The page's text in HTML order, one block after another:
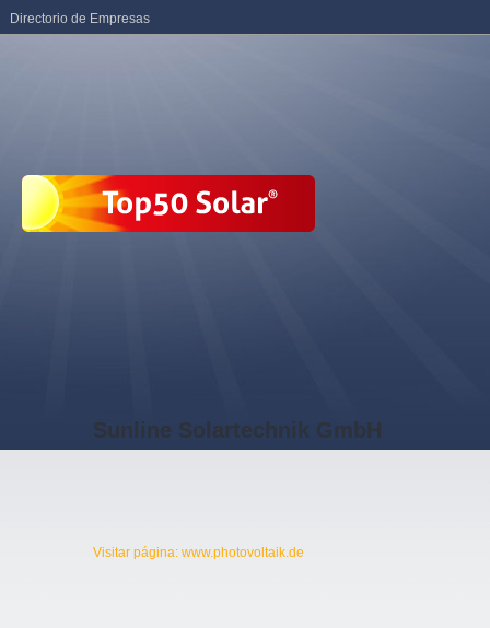
Sunline Solartechnik GmbH
Visitar página: www.photovoltaik.de
Directorio de Empresas